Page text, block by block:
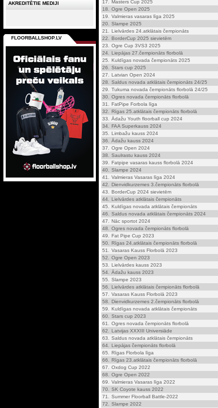
17.
Masters Cup 2025
18.
Ogre Open 2025
19.
Valmieras vasaras līga 2025
20.
Slampe 2025
21.
Lielvārdes 24.atklātais čempionāts
22.
BorderCup 2025 sievietēm
23.
Ogre Cup 3VS3 2025
24.
Liepājas 27.čempionāts florbolā
25.
Kuldīgas novada čempionāts 2025
26.
Stars cup 2025
27.
Latvian Open 2024
28.
Saldus novada atklātais čempionāts 24/25
29.
Tukuma novada čempionāts florbolā 24/25
30.
Ogres novada čempionāts florbolā
31.
FatPipe Forbola līga
32.
Rīgas 25.atklātais čempionāts florbolā
33.
Ādažu Youth floorball cup 2024
34.
FAA Superkauss 2024
35.
Limbažu kauss 2024
36.
Ādažu kauss 2024
37.
Ogre Open 2024
38.
Saulrastu kauss 2024
39.
Fatpipe vasaras kauss florbolā 2024
40.
Slampe 2024
41.
Valmieras Vasaras līga 2024
42.
Dienvidkurzemes 3.čempionāts florbolā
43.
BorderCup 2024 sievietēm
44.
Lielvārdes atklātais čempionāts
45.
Kuldīgas novada atklātais čempionāts
46.
Saldus novada atklātais čempionāts 2024
47.
Nāc sportot 2024
48.
Ogres novada čempionāts florbolā
49.
Fat Pipe Cup 2023
50.
Rīgas 24.atklātais čempionāts florbolā
51.
Vasaras Kauss Florbolā 2023
52.
Ogre Open 2023
53.
Lielvārdes kauss 2023
54.
Ādažu kauss 2023
55.
Slampe 2023
56.
Lielvārdes atklātais čempionāts florbolā
57.
Vasaras Kauss Florbolā 2023
58.
Dienvidkurzemes 2.čempionāts florbolā
59.
Kuldīgas novada atklātais čempionāts
60.
Stars cup 2023
61.
Ogres novada čempionāts florbolā
62.
Latvijas XXXIII Universiāde
63.
Saldus novada atklātais čempionāts
64.
Liepājas čempionāts florbolā
65.
Rīgas Florbola līga
66.
Rīgas 23.atklātais čempionāts florbolā
67.
Oxdog Cup 2022
68.
Ogre Open 2022
69.
Valmieras Vasaras līga 2022
70.
SK Coyote kauss 2022
71.
Summer Floorball Battle-2022
72.
Slampe 2022
AKREDITĒTIE MEDIJI
FLOORBALLSHOP.LV